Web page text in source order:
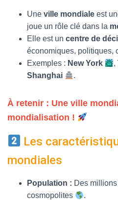
Une ville mondiale est
joue un rôle clé dans la
Elle est un centre de
économiques, politiques,
Exemples : New York ,
Shanghai
.
À retenir : Une ville
mondialisation !
Les
mondiales
Population : Des
cosmopolites
.